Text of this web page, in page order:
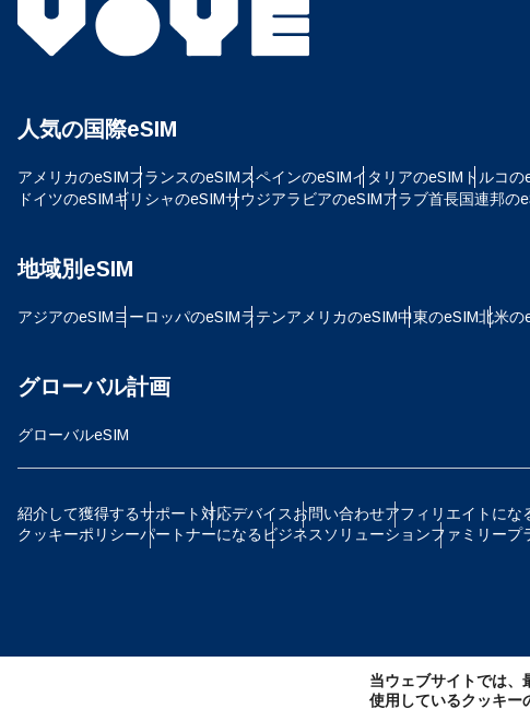
人気の国際eSIM
アメリカのeSIMフランスのeSIMスペインのeSIMイタリアのeSIM トルコの
ドイツのeSIMギリシャのeSIMサウジアラビアのeSIMアラブ首長国連邦の
地域別eSIM
アジアのeSIMヨーロッパのeSIMラテンアメリカのeSIM中東のeSIM北米の
グローバル計画
グローバルeSIM
紹介して獲得するサポート対応デバイスお問い合わせアフィリエイトにな
クッキーポリシーパートナーになるビジネスソリューションファミリープ
CAD - カ
CHF - ス
当ウェブサイトでは、
使用しているクッキー